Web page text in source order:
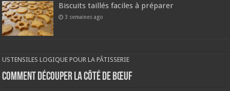
Biscuits taillés faciles à préparer
3 semaines ago
USTENSILES LOGIQUE POUR LA PÂTISSERIE
COMMENT DÉCOUPER LA CÔTÉ DE BŒUF